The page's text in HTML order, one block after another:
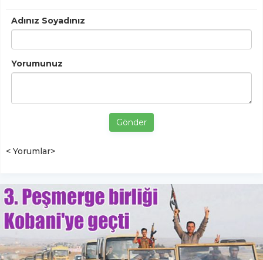
Adınız Soyadınız
Yorumunuz
Gönder
< Yorumlar>